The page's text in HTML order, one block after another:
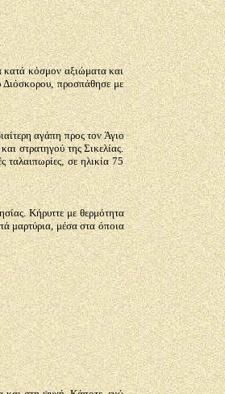
κατά κόσμον αξιώματα και
Διόσκορου, προσπάθησε με
αγάπη προς τον Άγιο
στρατηγού της Σικελίας.
σε ηλικία 75
Κήρυττε με θερμότητα
μαρτύρια, μέσα στα όποια